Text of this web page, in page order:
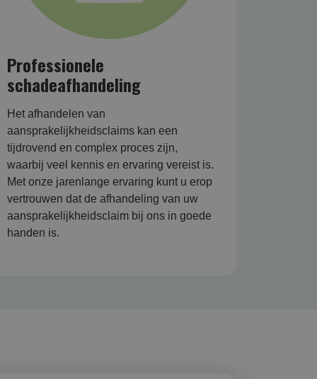
Professionele
schadeafhandeling
Het afhandelen van
aansprakelijkheidsclaims kan een
tijdrovend en complex proces zijn,
waarbij veel kennis en ervaring vereist is.
Met onze jarenlange ervaring kunt u erop
vertrouwen dat de afhandeling van uw
aansprakelijkheidsclaim bij ons in goede
handen is.